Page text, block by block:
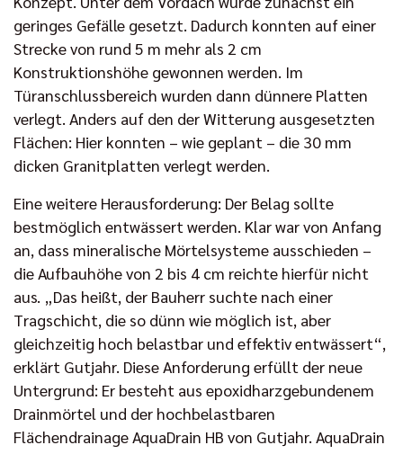
geringes Gefälle gesetzt. Dadurch konnten auf einer
Strecke von rund 5 m mehr als 2 cm
Konstruktionshöhe gewonnen werden. Im
Türanschlussbereich wurden dann dünnere Platten
verlegt. Anders auf den der Witterung ausgesetzten
Flächen: Hier konnten – wie geplant – die 30 mm
dicken Granitplatten verlegt werden.
Eine weitere Herausforderung: Der Belag sollte
bestmöglich entwässert werden. Klar war von Anfang
an, dass mineralische Mörtelsysteme ausschieden –
die Aufbauhöhe von 2 bis 4 cm reichte hierfür nicht
aus. „Das heißt, der Bauherr suchte nach einer
Tragschicht, die so dünn wie möglich ist, aber
gleichzeitig hoch belastbar und effektiv entwässert“,
erklärt Gutjahr. Diese Anforderung erfüllt der neue
Untergrund: Er besteht aus epoxidharzgebundenem
Drainmörtel und der hochbelastbaren
Flächendrainage AquaDrain HB von Gutjahr. AquaDrain